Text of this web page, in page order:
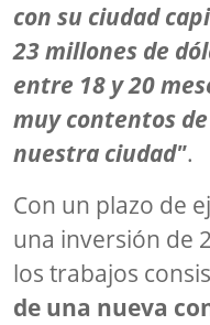
con su ciudad
23 millones de
entre 18 y 20
muy contentos
nuestra ciudad".
Con un plazo de
una inversión de
los trabajos
de una nueva